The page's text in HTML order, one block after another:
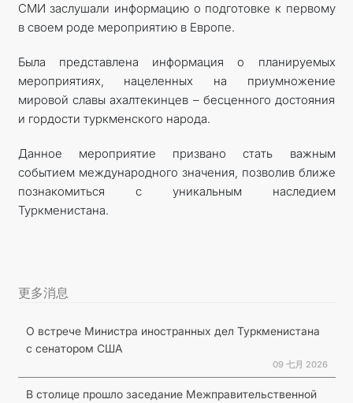
СМИ заслушали информацию о подготовке к первому
в своем роде мероприятию в Европе.
Была представлена информация о планируемых
мероприятиях, нацеленных на приумножение
мировой славы ахалтекинцев – бесценного достояния
и гордости туркменского народа.
Данное мероприятие призвано стать важным
событием международного значения, позволив ближе
познакомиться с уникальным наследием
Туркменистана.
更多消息
О встрече Министра иностранных дел Туркменистана
с сенатором США
09 七月 2026
В столице прошло заседание Межправительственной